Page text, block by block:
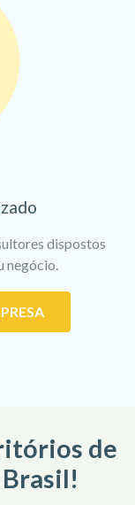
dispostos
negócio.
de